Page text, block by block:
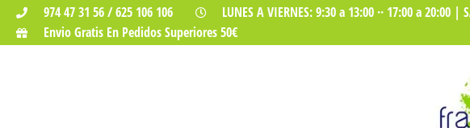
974 47 31 56 / 625 106 106 LUNES A VIERNES: 9:30 a 13:00 ·· 17:00 a 20:00 |
Envio Gratis En Pedidos Superiores 50€